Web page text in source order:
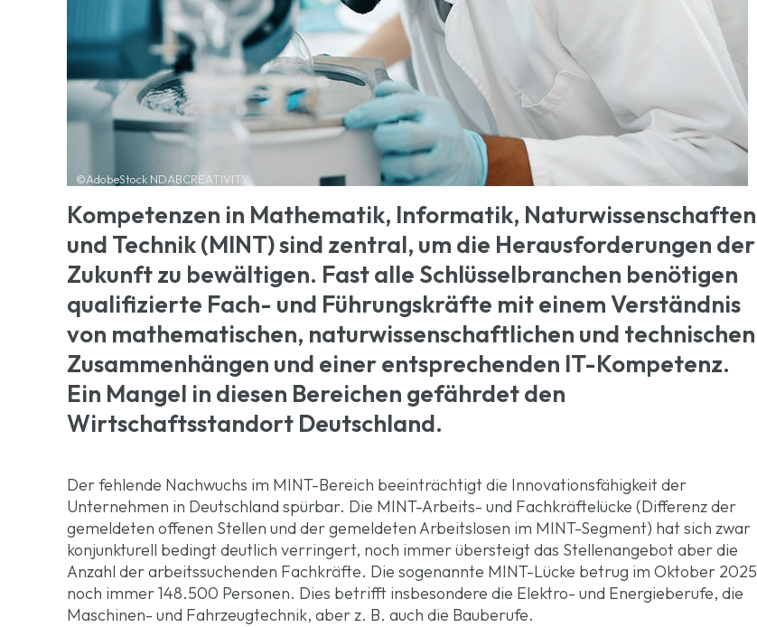
©AdobeStock NDABCREATIVITY
Kompetenzen in Mathematik, Informatik, Naturwissenschaften
und Technik (MINT) sind zentral, um die Herausforderungen der
Zukunft zu bewältigen. Fast alle Schlüsselbranchen benötigen
qualifizierte Fach- und Führungskräfte mit einem Verständnis
von mathematischen, naturwissenschaftlichen und technischen
Zusammenhängen und einer entsprechenden IT-Kompetenz.
Ein Mangel in diesen Bereichen gefährdet den
Wirtschaftsstandort Deutschland.
Der fehlende Nachwuchs im MINT-Bereich beeinträchtigt die Innovationsfähigkeit der
Unternehmen in Deutschland spürbar. Die MINT-Arbeits- und Fachkräftelücke (Differenz der
gemeldeten offenen Stellen und der gemeldeten Arbeitslosen im MINT-Segment) hat sich zwar
konjunkturell bedingt deutlich verringert, noch immer übersteigt das Stellenangebot aber die
Anzahl der arbeitssuchenden Fachkräfte. Die sogenannte MINT-Lücke betrug im Oktober 2025
noch immer 148.500 Personen. Dies betrifft insbesondere die Elektro- und Energieberufe, die
Maschinen- und Fahrzeugtechnik, aber z. B. auch die Bauberufe.